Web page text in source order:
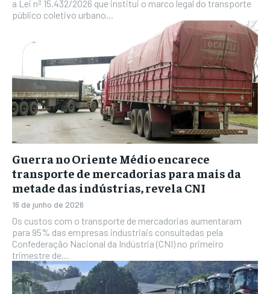
a Lei nº 15.432/2026 que institui o marco legal do transporte
público coletivo urbano...
Guerra no Oriente Médio encarece
transporte de mercadorias para mais da
metade das indústrias, revela CNI
16 de junho de 2026
Os custos com o transporte de mercadorias aumentaram
para 95% das empresas industriais consultadas pela
Confederação Nacional da Indústria (CNI) no primeiro
trimestre de...